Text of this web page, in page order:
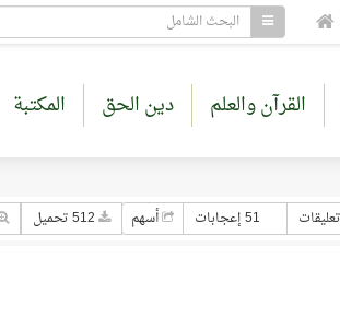
القرآن والعلم دين الحق المكتبة
51 إعجابات أسهم